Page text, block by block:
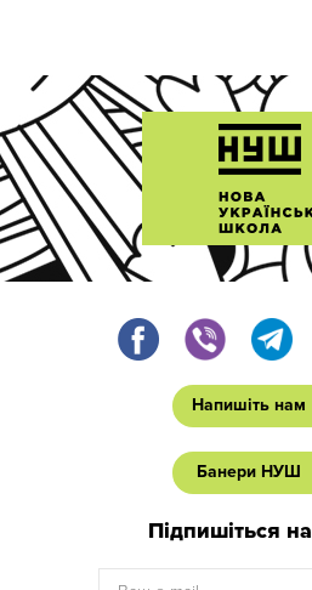
Напишіть нам
Банери НУШ
Підпишіться